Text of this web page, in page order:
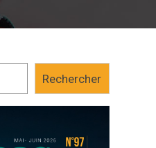
Rechercher